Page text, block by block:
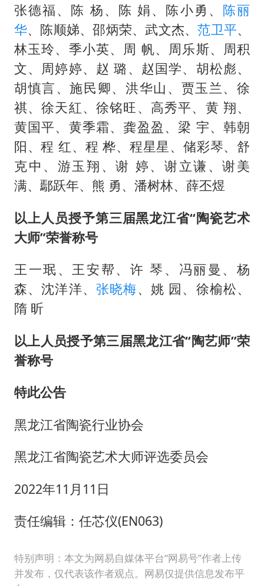
张德福、陈 杨、陈 娟、陈小勇、 陈丽
华、陈顺娣、邵炳荣、武文杰、范卫平、
林玉玲、季小英、周 帆、周乐斯、周积
文、周婷婷、赵 璐、赵国学、胡松彪、
胡慎言、施民卿、洪华山、贾玉兰、徐
祺、徐天紅、徐铭旺、高秀平、黄 翔、
黄国平、黄季霜、龚盈盈、梁 宇、韩朝
阳、程 红、程 桦、程星星、储彩琴、舒
克中、游玉翔、谢 婷、谢立谦、谢美
满、鄢跃年、熊 勇、潘树林、薛丕煜
以上人员授予第三届黑龙江省“陶瓷艺术
大师”荣誉称号
王一珉、王安帮、许 琴、冯丽曼、杨
森、沈洋洋、张晓梅、姚 园、徐榆松、
隋 昕
以上人员授予第三届黑龙江省“陶艺师”荣
誉称号
特此公告
黑龙江省陶瓷行业协会
黑龙江省陶瓷艺术大师评选委员会
2022年11月11日
责任编辑：任芯仪(EN063)
特别声明：本文为网易自媒体平台“网易号”作者上传
并发布，仅代表该作者观点。网易仅提供信息发布平